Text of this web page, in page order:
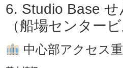
6. Studio Base せ
（船場センタービ
中心部アクセス